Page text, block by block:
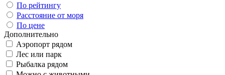
По рейтингу
Расстояние от моря
По цене
Дополнительно
Аэропорт рядом
Лес или парк
Рыбалка рядом